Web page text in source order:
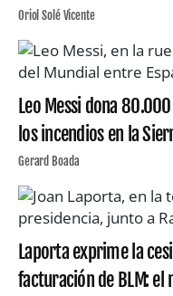
Oriol Solé Vicente
Leo Messi dona
los incendios en la
Gerard Boada
Laporta exprime la
facturación de BLM: